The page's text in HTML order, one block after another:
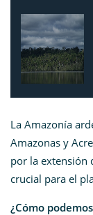
La Amazonía
Amazonas y
por la extensión
crucial para el
¿Cómo